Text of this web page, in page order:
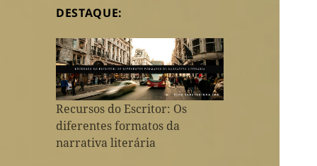
DESTAQUE:
Recursos do Escritor: Os
diferentes formatos da
narrativa literária